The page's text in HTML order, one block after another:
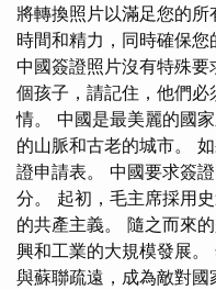
將轉換照片以滿足您的
時間和精力，同時確保
中國簽證照片沒有特殊
個孩子，請記住，他們
情。 中國是最美麗的國
的山脈和古老的城市。
證申請表。 中國要求簽
分。 起初，毛主席採用
的共產主義。 隨之而來
興和工業的大規模發展
與蘇聯疏遠，成為敵對國